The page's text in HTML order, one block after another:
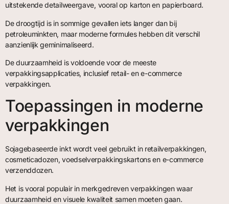
uitstekende detailweergave, vooral op karton en papierboard.
De droogtijd is in sommige gevallen iets langer dan bij
petroleuminkten, maar moderne formules hebben dit verschil
aanzienlijk geminimaliseerd.
De duurzaamheid is voldoende voor de meeste
verpakkingsapplicaties, inclusief retail- en e-commerce
verpakkingen.
Toepassingen in moderne
verpakkingen
Sojagebaseerde inkt wordt veel gebruikt in retailverpakkingen,
cosmeticadozen, voedselverpakkingskartons en e-commerce
verzenddozen.
Het is vooral populair in merkgedreven verpakkingen waar
duurzaamheid en visuele kwaliteit samen moeten gaan.